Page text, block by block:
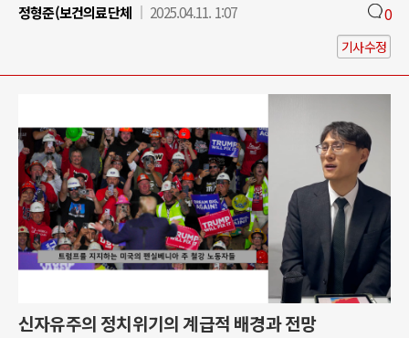
정형준(보건의료단체
2025.04.11. 1:07 0
기사수정
신자유주의 정치위기의 계급적 배경과 전망